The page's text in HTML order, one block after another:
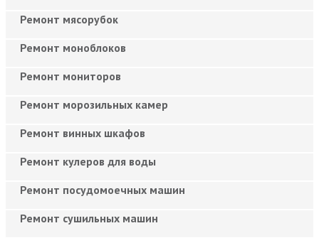
Ремонт мясорубок
Ремонт моноблоков
Ремонт мониторов
Ремонт морозильных камер
Ремонт винных шкафов
Ремонт кулеров для воды
Ремонт посудомоечных машин
Ремонт сушильных машин